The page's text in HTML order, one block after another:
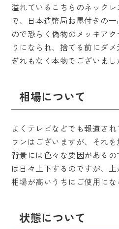
溢れているこちらのネック
で、日本造幣局お墨付きの
ので恐らく偽物のメッキア
りになられ、捨てる前にダ
ぎれもなく本物でございま
相場について
よくテレビなどでも報道さ
ウンはございますが、それ
背景には色々な要因がある
は日々上下するのですが、
相場が高いうちにご使用に
状態について